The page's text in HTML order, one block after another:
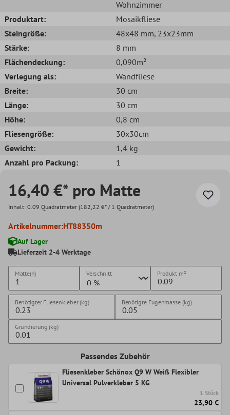
Wohnzimmer
Produktart:
Mosaikfliese
Steingröße:
48x48 mm, 23x23mm
Stärke:
8 mm
Flächendeckung:
0,090m²
Verlegung als:
Wandfliese
Breite:
30 cm
Länge:
30 cm
Höhe:
0,8 cm
Fliesengröße:
30x30cm
Gewicht:
1,4 kg
Anzahl pro Packung:
1
16,40 €* pro Matte
Inhalt: 0.09 Quadratmeter (182,22 €* / 1 Quadratmeter)
Artikelnummer:HT88350m
Auf Lager
Lieferzeit 2-4 Werktage
Matte(n) Verschnitt Produkt m²
Benötigter Fliesenkleber (kg) Benötigte Fugenmasse (kg)
Grundierung (kg)
Passendes Zubehör
Fliesenkleber Schönox Q9 W Weiß Flexibler
Universal Pulverkleber 5 KG
1 Stück
23,90 €